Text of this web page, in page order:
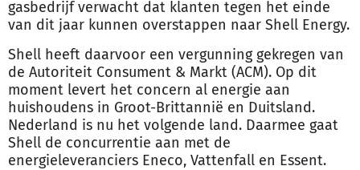
gasbedrijf verwacht dat klanten tegen het einde
van dit jaar kunnen overstappen naar Shell Energy.
Shell heeft daarvoor een vergunninggekregen van
de Autoriteit Consument & Markt (ACM). Op dit
moment levert het concern al energie aan
huishoudens in Groot-Brittannië en Duitsland.
Nederland is nu het volgende land. Daarmee gaat
Shell de concurrentie aan met de
energieleveranciers Eneco, Vattenfall en Essent.